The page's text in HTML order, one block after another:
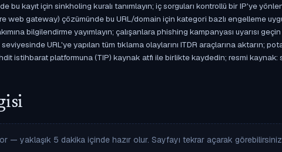
bu kayıt için sinkholing kuralı tanımlayın; iç sorguları kontrollü bir IP'ye
web gateway) çözümünde bu URL/domain için kategori bazlı engelleme
bilgilendirme yayımlayın; çalışanlara phishing kampanyası uyarısı
URL'ye yapılan tüm tıklama olaylarını ITDR araçlarına aktarın;
istihbarat platformuna (TIP) kaynak atfı ile birlikte kaydedin; resmi
— yaklaşık 5 dakika içinde hazır olur. Sayfayı tekrar açarak